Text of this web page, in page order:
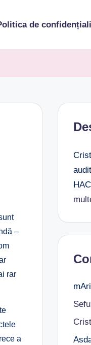
de
–
rar
a